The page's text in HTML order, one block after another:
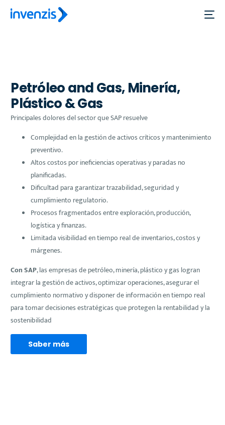
Petróleo and Gas, Minería,
Plástico & Gas
Principales dolores del sector que SAP resuelve
Complejidad en la gestión de activos críticos y mantenimiento
preventivo.
Altos costos por ineficiencias operativas y paradas no
planificadas.
Dificultad para garantizar trazabilidad, seguridad y
cumplimiento regulatorio.
Procesos fragmentados entre exploración, producción,
logística y finanzas.
Limitada visibilidad en tiempo real de inventarios, costos y
márgenes.
Con SAP, las empresas de petróleo, minería, plástico y gas logran
integrar la gestión de activos, optimizar operaciones, asegurar el
cumplimiento normativo y disponer de información en tiempo real
para tomar decisiones estratégicas que protegen la rentabilidad y la
sostenibilidad
Saber más